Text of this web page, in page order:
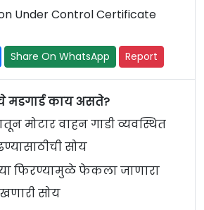
Under Control Certificate
Share On WhatsApp Report
मडगार्ड काय असते?
मोटार वाहन गाडी व्यवस्थित
सोय
फिरण्यामुळे फेकला जाणारा
सोय